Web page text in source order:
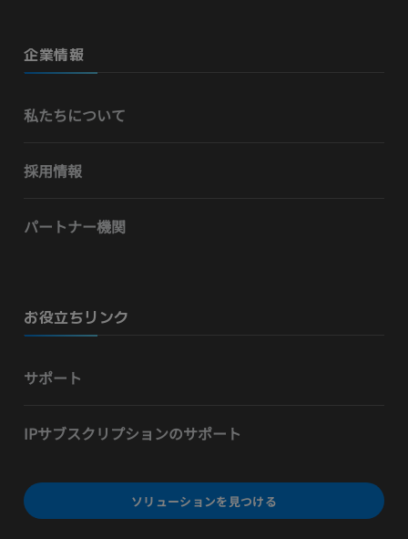
企業情報
私たちについて
採用情報
パートナー機関
お役立ちリンク
サポート
IPサブスクリプションのサポート
ソリューションを見つける